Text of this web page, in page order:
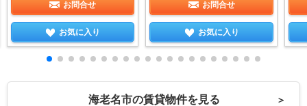
お問合せ
お気に入り
お問合せ
お気に入り
海老名市の賃貸物件を見る ＞